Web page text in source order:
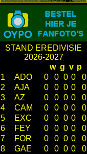
STAND EREDIVISIE
2026-2027
w g v p
1
ADO 0 0 0 0
0
2
AJA 0 0 0 0
0
3
AZ 0 0 0 0
0
4
CAM 0 0 0 0
0
5
EXC 0 0 0 0
0
6
FEY 0 0 0 0
0
7
FOR 0 0 0 0
0
8
GAE 0 0 0 0
0